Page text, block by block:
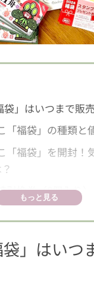
」はいつまで販
「福袋」の種類と
「福袋」を開封！
引換券（8個入り）
）クーポン券」
もっと見る
」はいつ